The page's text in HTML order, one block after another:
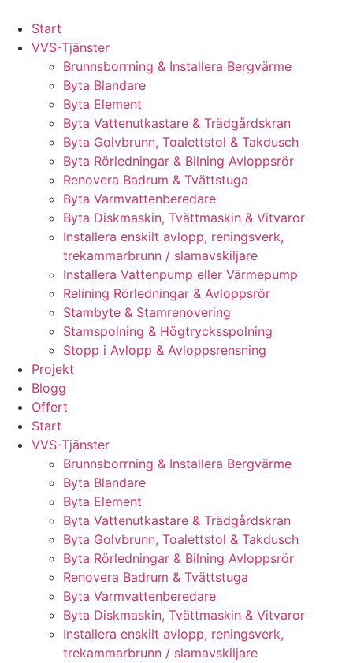
content
Start
VVS-Tjänster
Brunnsborrning & Installera Bergvärme
Byta Blandare
Byta Element
Byta Vattenutkastare & Trädgårdskran
Byta Golvbrunn, Toalettstol & Takdusch
Byta Rörledningar & Bilning Avloppsrör
Renovera Badrum & Tvättstuga
Byta Varmvattenberedare
Byta Diskmaskin, Tvättmaskin & Vitvaror
Installera enskilt avlopp, reningsverk,
trekammarbrunn / slamavskiljare
Installera Vattenpump eller Värmepump
Relining Rörledningar & Avloppsrör
Stambyte & Stamrenovering
Stamspolning & Högtrycksspolning
Stopp i Avlopp & Avloppsrensning
Projekt
Blogg
Offert
Start
VVS-Tjänster
Brunnsborrning & Installera Bergvärme
Byta Blandare
Byta Element
Byta Vattenutkastare & Trädgårdskran
Byta Golvbrunn, Toalettstol & Takdusch
Byta Rörledningar & Bilning Avloppsrör
Renovera Badrum & Tvättstuga
Byta Varmvattenberedare
Byta Diskmaskin, Tvättmaskin & Vitvaror
Installera enskilt avlopp, reningsverk,
trekammarbrunn / slamavskiljare